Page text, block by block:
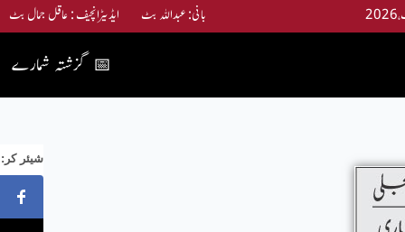
بانی: عبداللہ بٹ ایڈیٹرانچیف : عاقل جمال بٹ
گزشتہ شمارے 📅
:شیئر کر